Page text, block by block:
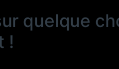
quelque
!